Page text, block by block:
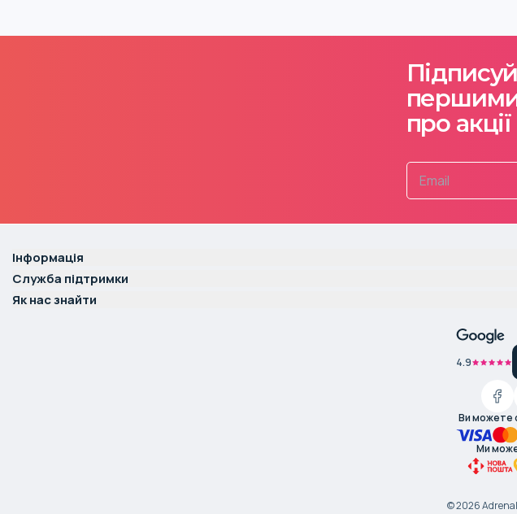
першими
про
Інформація
Служба підтримки
Як нас знайти
4.9
Ви можете
Ми
©2026